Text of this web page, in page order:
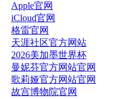
Apple官网
iCloud官网
格雷官网
天涯社区官方网站
2026美加墨世界杯
曼妮芬官方网站官网
歌莉娅官方网站官网
故宫博物院官网